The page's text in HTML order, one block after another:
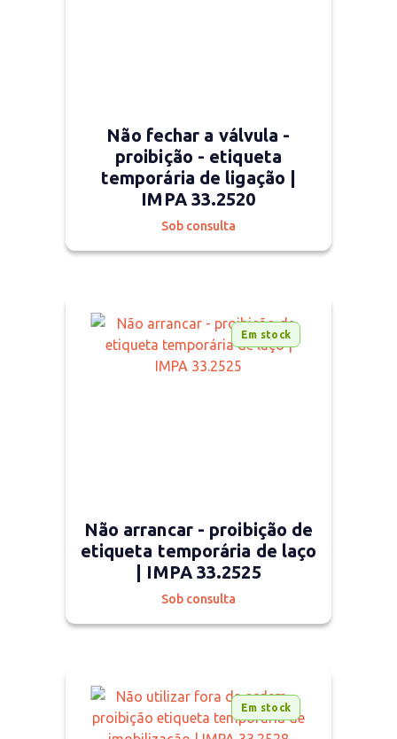
Não fechar a válvula -
proibição - etiqueta
temporária de ligação |
IMPA 33.2520
Sob consulta
Em stock
Não arrancar - proibição de
etiqueta temporária de laço
| IMPA 33.2525
Sob consulta
Em stock